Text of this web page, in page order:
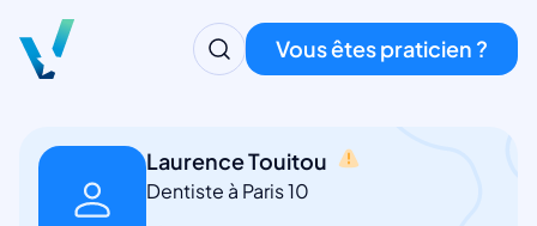
Vous êtes praticien ?
Laurence Touitou
Dentiste à Paris 10